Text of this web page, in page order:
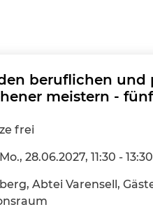
beruflichen
meistern -
frei
Mo., 28.06.2027, 11:30 -
Abtei Varensell,